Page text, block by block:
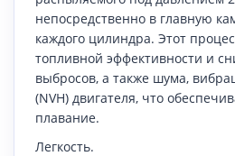
непосредственно в главную
каждого цилиндра. Этот
топливной эффективности и
выбросов, а также шума,
(NVH) двигателя, что
плавание.
Легкость.